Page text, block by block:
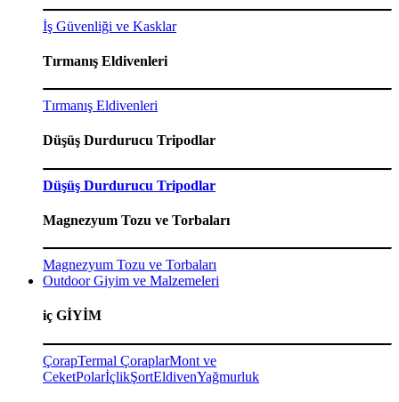
İş Güvenliği ve Kasklar
Tırmanış Eldivenleri
Tırmanış Eldivenleri
Düşüş Durdurucu Tripodlar
Düşüş Durdurucu Tripodlar
Magnezyum Tozu ve Torbaları
Magnezyum Tozu ve Torbaları
Outdoor Giyim ve Malzemeleri
iç GİYİM
ÇorapTermal ÇoraplarMont ve
CeketPolarİçlikŞortEldivenYağmurluk